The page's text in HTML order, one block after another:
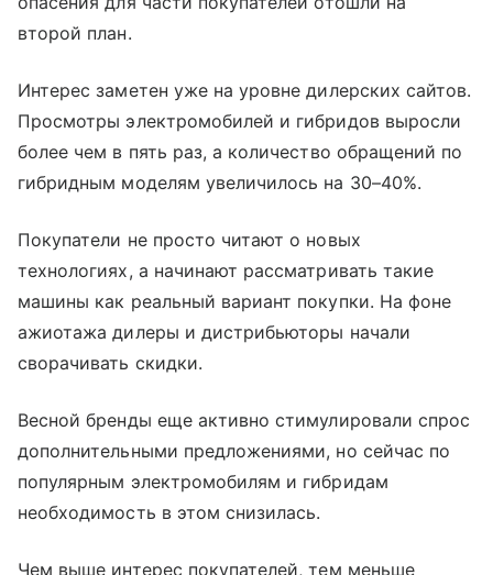
второй план.
Интерес заметен уже на уровне дилерских сайтов.
Просмотры электромобилей и гибридов выросли
более чем в пять раз, а количество обращений по
гибридным моделям увеличилось на 30–40%.
Покупатели не просто читают о новых
технологиях, а начинают рассматривать такие
машины как реальный вариант покупки. На фоне
ажиотажа дилеры и дистрибьюторы начали
сворачивать скидки.
Весной бренды еще активно стимулировали спрос
дополнительными предложениями, но сейчас по
популярным электромобилям и гибридам
необходимость в этом снизилась.
Чем выше интерес покупателей, тем меньше